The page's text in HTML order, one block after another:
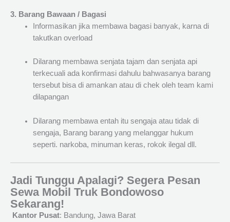
3. Barang Bawaan / Bagasi
Informasikan jika membawa bagasi banyak, karna di
takutkan overload
Dilarang membawa senjata tajam dan senjata api
terkecuali ada konfirmasi dahulu bahwasanya barang
tersebut bisa di amankan atau di chek oleh team kami
dilapangan
Dilarang membawa entah itu sengaja atau tidak di
sengaja, Barang barang yang melanggar hukum
seperti. narkoba, minuman keras, rokok ilegal dll.
Jadi Tunggu Apalagi? Segera Pesan
Sewa Mobil Truk Bondowoso
Sekarang!
Kantor Pusat: Bandung, Jawa Barat